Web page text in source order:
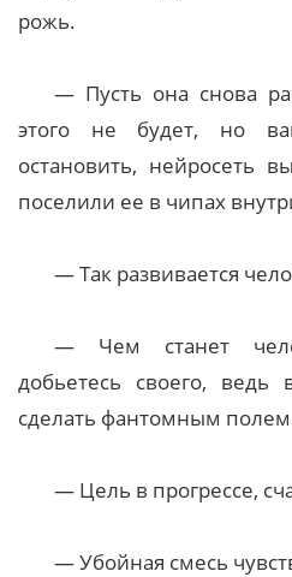
рожь.
— Пусть она снова
этого не будет, но
остановить, нейросеть
поселили ее в чипах
— Так развивается
— Чем станет
добьетесь своего,
сделать фантомным
— Цель в прогрессе,
— Убойная смесь